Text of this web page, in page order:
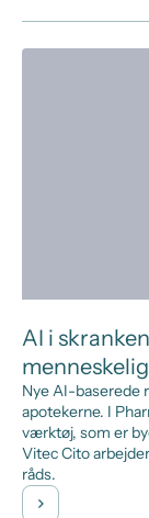
AI i
Nye AI-baserede
apotekerne. I
værktøj, som er
Vitec Cito
råds.